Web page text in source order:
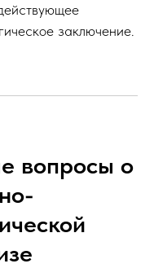
заключение.
вопросы о